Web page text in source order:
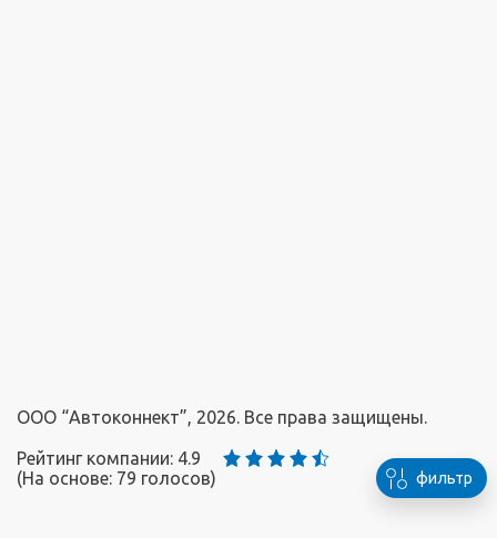
фильтр
ООО “Автоконнект”, 2026. Все права защищены.
Рейтинг компании: 4.9
(На основе: 79 голосов)